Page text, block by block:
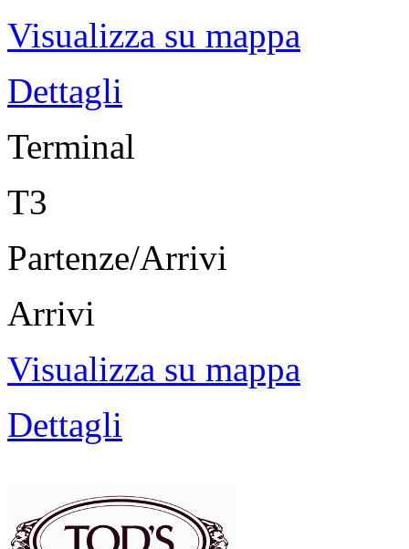
Visualizza su mappa
Dettagli
Terminal
T3
Partenze/Arrivi
Arrivi
Visualizza su mappa
Dettagli